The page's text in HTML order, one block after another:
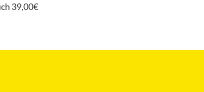
39,00€